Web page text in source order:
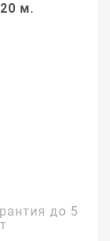
м.
до 5